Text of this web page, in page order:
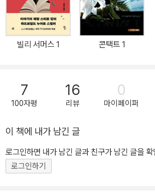
서니상, 배리상 최우수작품상 후보에 오르며 최
입증해냈다. 비슷한 상처로 인해 트라우마에 시달리는 매기와 스콧,
그들은 서로에게 마지막 기회다 LA 경찰 스콧 제
괴한들과 벌인 격렬한 총격 사건에서 간신히 살
며 트라우마에 시달린다. 임무 수행에 부적합하
스콧은 LA 경찰국의 경찰견 부대인 K-9으로
는 셰퍼드와 짝을 이루게 된다. 매기는 폭발물을
고로 훈련 담당 병사를 잃었기에 스콧만큼이나
레스 장애에 시달리고 있었다. 매기와 스콧, 둘은
느끼지만 지휘관은 그들이 임무를 수행할 수 있
빌리 서머스 1 콘택트 1
7
100자평
16
리뷰
0
마이페이퍼
이 책에 내가 남긴 글
로그인하면 내가 남긴 글과 친구가 남긴 글을
로그인하기